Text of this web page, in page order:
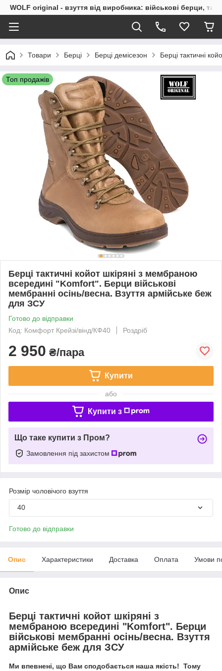
WOLF original - взуття від виробника: військові берци,
Товари Берці Берці демісезон Берці тактичні
Топ продажів
Берці тактичні койот шкіряні з мембраною
всередині "Komfort". Берци військові
мембранні осінь/весна. Взуття армійське беж
для ЗСУ
Готово до відправки
Код: Комфорт Крейзі/вінд/КФ40
Роздріб
2 950 ₴/пара
Купити
або
Купити з
Що таке купити з Пром?
Замовлення під захистом
Розмір чоловічого взуття
40
Готово до відправки
Опис Характеристики Доставка Оплата Умови
Опис
Берці тактичні койот шкіряні з
мембраною всередині "Komfort". Берци
військові мембранні осінь/весна. Взуття
армійське беж для ЗСУ
Ми впевнені, що Вам сподобається наша якість! Тому